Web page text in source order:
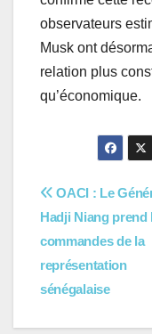
observateurs
Musk ont
relation plus
qu’économique.
de
l’article
OACI : Le
Hadji Niang prend
commandes de la
représentation
sénégalaise